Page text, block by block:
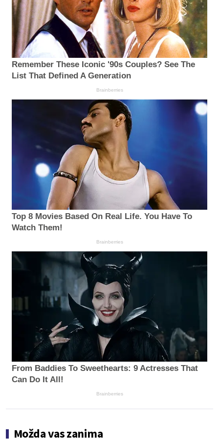
Remember These Iconic '90s Couples? See The
List That Defined A Generation
Brainberries
Top 8 Movies Based On Real Life. You Have To
Watch Them!
Brainberries
From Baddies To Sweethearts: 9 Actresses That
Can Do It All!
Brainberries
Možda vas zanima